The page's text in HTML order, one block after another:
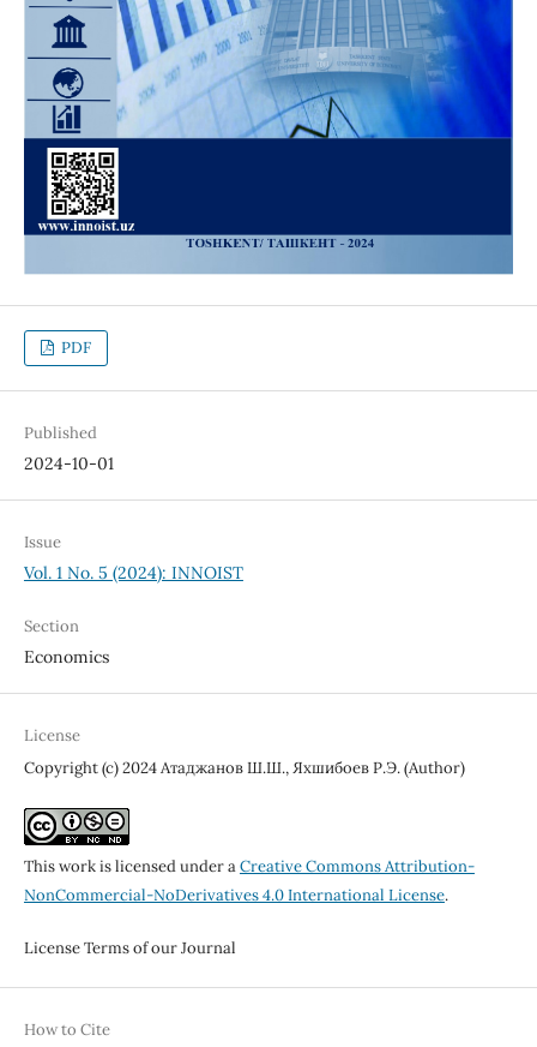
PDF
Published
2024-10-01
Issue
Vol. 1 No. 5 (2024): INNOIST
Section
Economics
License
Copyright (c) 2024 Атаджанов Ш.Ш., Яхшибоев Р.Э. (Author)
This work is licensed under aCreative Commons Attribution-
NonCommercial-NoDerivatives 4.0 International License.
License Terms of our Journal
How to Cite